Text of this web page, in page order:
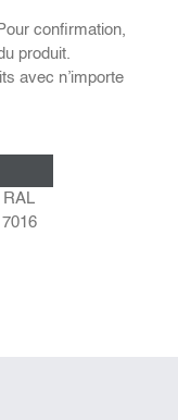
confirmation,
produit.
avec n’importe
RAL
7016